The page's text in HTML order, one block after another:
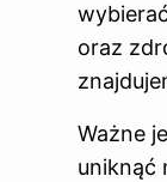
oraz
Ważne
uniknąć